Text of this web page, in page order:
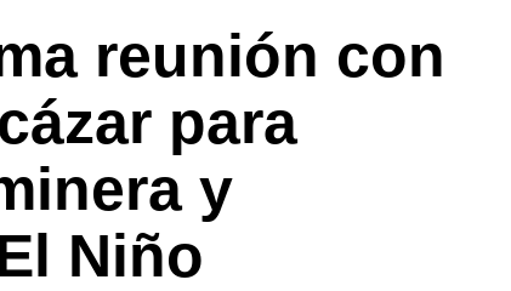
reunión con
para
y
Niño